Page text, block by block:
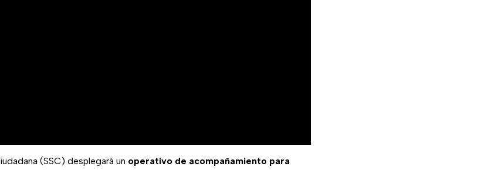
(SSC) desplegará un operativo de acompañamiento para